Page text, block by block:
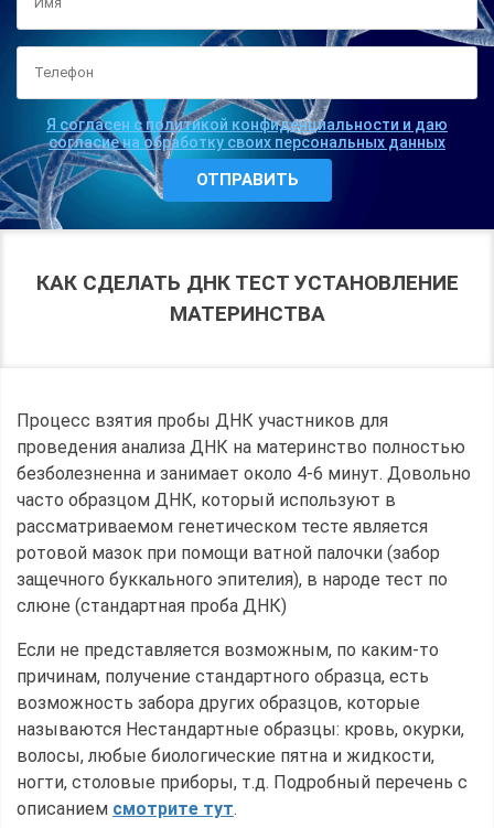
Я согласен с политикой конфиденциальности и даю
согласие на обработку своих персональных данных
КАК СДЕЛАТЬ ДНК ТЕСТ УСТАНОВЛЕНИЕ
МАТЕРИНСТВА
Процесс взятия пробы ДНК участников для
проведения анализа ДНК на материнство полностью
безболезненна и занимает около 4-6 минут. Довольно
часто образцом ДНК, который используют в
рассматриваемом генетическом тесте является
ротовой мазок при помощи ватной палочки (забор
защечного буккального эпителия), в народе тест по
слюне (стандартная проба ДНК)
Если не представляется возможным, по каким-то
причинам, получение стандартного образца, есть
возможность забора других образцов, которые
называются Нестандартные образцы: кровь, окурки,
волосы, любые биологические пятна и жидкости,
ногти, столовые приборы, т.д. Подробный перечень с
описанием смотрите тут.